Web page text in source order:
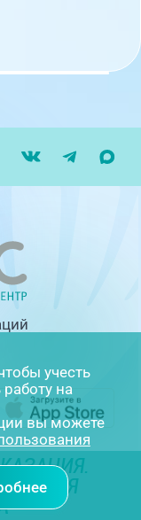
учесть
на
вы можете